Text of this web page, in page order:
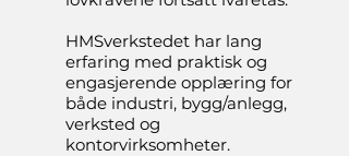
HMSverkstedet har lang
erfaring med praktisk og
engasjerende opplæring for
både industri, bygg/anlegg,
verksted og
kontorvirksomheter.